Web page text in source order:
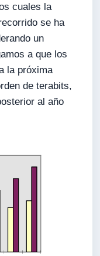
cuales la
se ha
un
a que los
la próxima
de terabits,
al año